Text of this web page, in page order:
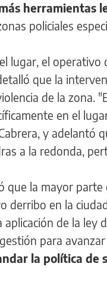
herramientas
policiales
lugar, el
que la
de la zona.
en el
y adelantó
a la redonda,
que la mayor
derribo en la
de la ley
para
la política de